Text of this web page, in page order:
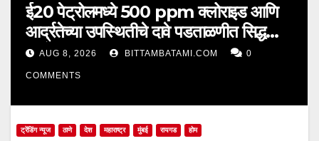
ई20 पेट्रोलमध्ये 500 ppm क्लोराइड आणि
आर्द्रतेच्या उपस्थितीचे दावे पडताळणीत सिद्ध
झाले नाहीत
AUG 8, 2026 BITTAMBATAMI.COM 0
COMMENTS
ट्रेंडिंग न्यूज ठाणे देश महाराष्ट्र मुंबई रायगड होम